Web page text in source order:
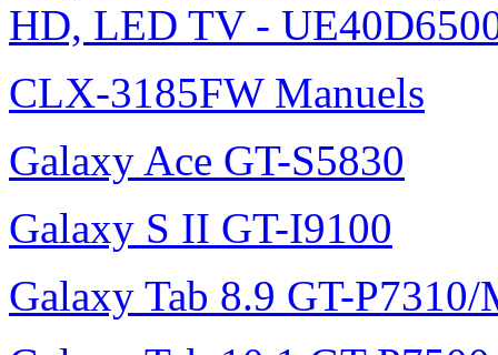
HD, LED TV -
CLX-3185FW Manuels
Galaxy Ace GT-S5830
Galaxy S II GT-I9100
Galaxy Tab 8.9 GT-P7310/